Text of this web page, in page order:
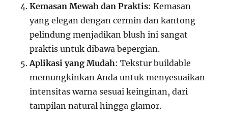
Kemasan Mewah dan Praktis: Kemasan
yang elegan dengan cermin dan kantong
pelindung menjadikan blush ini sangat
praktis untuk dibawa bepergian.
Aplikasi yang Mudah: Tekstur buildable
memungkinkan Anda untuk menyesuaikan
intensitas warna sesuai keinginan, dari
tampilan natural hingga glamor.